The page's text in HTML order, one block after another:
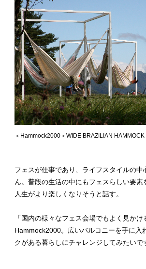
＜Hammock2000＞WIDE BRAZILIAN HAMMOCK
フェスが仕事であり、ライフスタイルの中
ん。普段の生活の中にもフェスらしい要素
人生がより楽しくなりそうと話す。
「国内の様々なフェス会場でもよく見かけ
Hammock2000。広いバルコニーを手に入
クがある暮らしにチャレンジしてみたいで